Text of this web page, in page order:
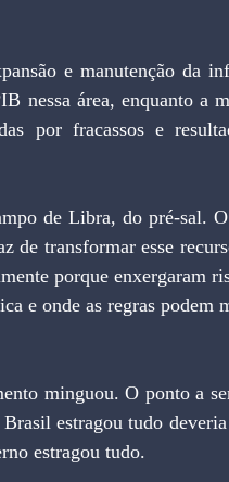
nessa área, enquanto a
por fracassos e
de transformar esse
porque enxergaram
e onde as regras podem
estragou tudo
estragou tudo.